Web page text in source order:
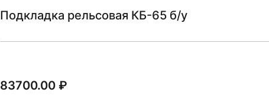
Подкладка рельсовая КБ-65 б/у
83700.00₽